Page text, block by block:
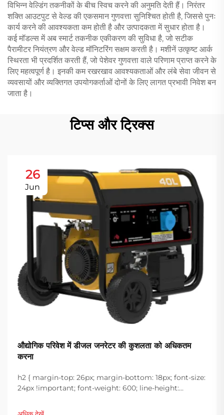
विभिन्न वेल्डिंग तकनीकों के बीच स्विच करने की अनुमति देती हैं। निरंतर
शक्ति आउटपुट से वेल्ड की एकसमान गुणवत्ता सुनिश्चित होती है, जिससे पुनः
कार्य करने की आवश्यकता कम होती है और उत्पादकता में सुधार होता है।
कई मॉडल्स में अब स्मार्ट तकनीक एकीकरण की सुविधा है, जो सटीक
पैरामीटर नियंत्रण और वेल्ड मॉनिटरिंग सक्षम करती है। मशीनें उत्कृष्ट आर्क
स्थिरता भी प्रदर्शित करती हैं, जो पेशेवर गुणवत्ता वाले परिणाम प्राप्त करने के
लिए महत्वपूर्ण है। इनकी कम रखरखाव आवश्यकताओं और लंबे सेवा जीवन से
व्यवसायों और व्यक्तिगत उपयोगकर्ताओं दोनों के लिए लागत प्रभावी निवेश बन
जाता है।
टिप्स और ट्रिक्स
26
Jun
औद्योगिक परिवेश में डीजल जनरेटर की कुशलता को अधिकतम
करना
h2 { margin-top: 26px; margin-bottom: 18px; font-size:
24px !important; font-weight: 600; line-height:
font-size: 20px !important; font-weight: 600; line-